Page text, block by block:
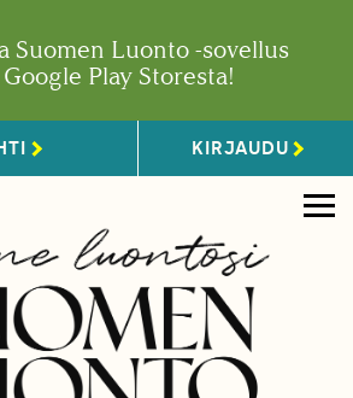
Suomen Luonto -sovellus
Google Play Storesta!
KIRJAUDU